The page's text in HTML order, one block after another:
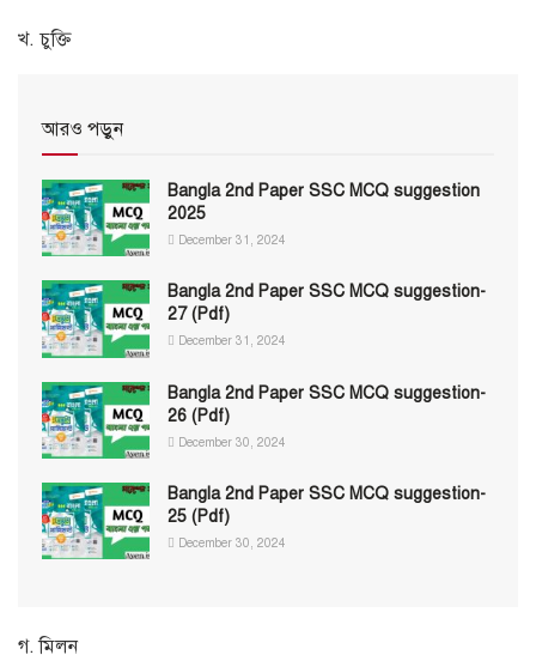
খ. চুক্তি
আরও পড়ুন
Bangla 2nd Paper SSC MCQ suggestion
2025
December 31, 2024
Bangla 2nd Paper SSC MCQ suggestion-
27 (Pdf)
December 31, 2024
Bangla 2nd Paper SSC MCQ suggestion-
26 (Pdf)
December 30, 2024
Bangla 2nd Paper SSC MCQ suggestion-
25 (Pdf)
December 30, 2024
গ. মিলন